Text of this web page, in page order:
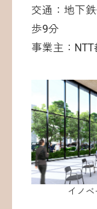
交通：地下
歩9分
事業主：
イノ